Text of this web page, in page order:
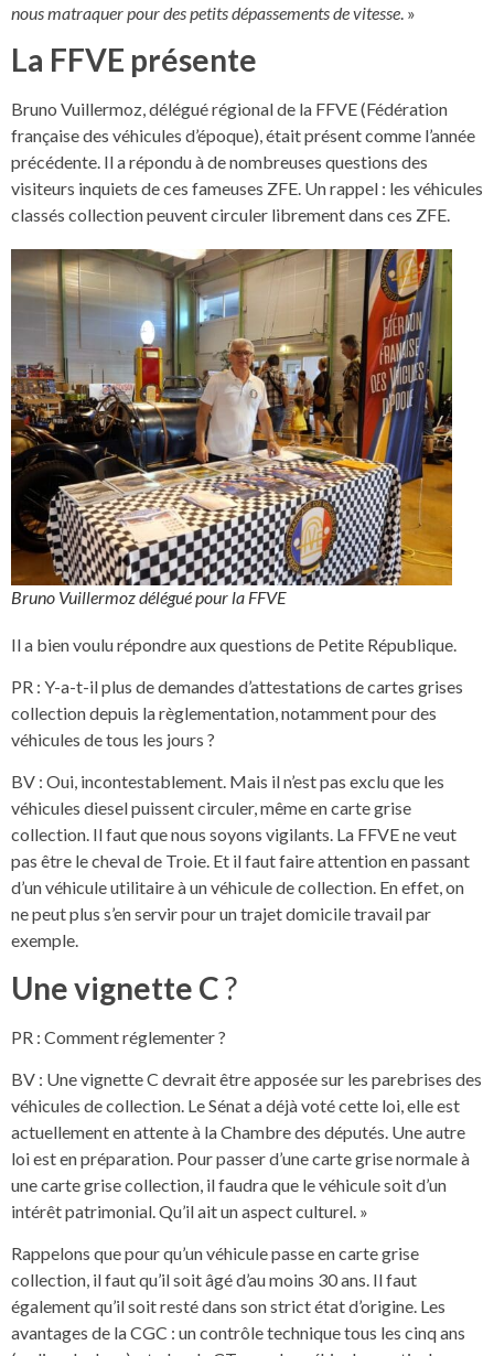
nous matraquer pour des petits dépassements de vitesse . »
La FFVE présente
Bruno Vuillermoz, délégué régional de la FFVE (Fédération
française des véhicules d’époque), était présent comme l’année
précédente. Il a répondu à de nombreuses questions des
visiteurs inquiets de ces fameuses ZFE. Un rappel : les véhicules
classés collection peuvent circuler librement dans ces ZFE.
Bruno Vuillermoz délégué pour la FFVE
Il a bien voulu répondre aux questions de Petite République.
PR : Y-a-t-il plus de demandes d’attestations de cartes grises
collection depuis la règlementation, notamment pour des
véhicules de tous les jours ?
BV : Oui, incontestablement. Mais il n’est pas exclu que les
véhicules diesel puissent circuler, même en carte grise
collection. Il faut que nous soyons vigilants. La FFVE ne veut
pas être le cheval de Troie. Et il faut faire attention en passant
d’un véhicule utilitaire à un véhicule de collection. En effet, on
ne peut plus s’en servir pour un trajet domicile travail par
exemple.
Une vignette C?
PR : Comment réglementer ?
BV : Une vignette C devrait être apposée sur les parebrises des
véhicules de collection. Le Sénat a déjà voté cette loi, elle est
actuellement en attente à la Chambre des députés. Une autre
loi est en préparation. Pour passer d’une carte grise normale à
une carte grise collection, il faudra que le véhicule soit d’un
intérêt patrimonial. Qu’il ait un aspect culturel. »
Rappelons que pour qu’un véhicule passe en carte grise
collection, il faut qu’il soit âgé d’au moins 30 ans. Il faut
également qu’il soit resté dans son strict état d’origine. Les
avantages de la CGC : un contrôle technique tous les cinq ans